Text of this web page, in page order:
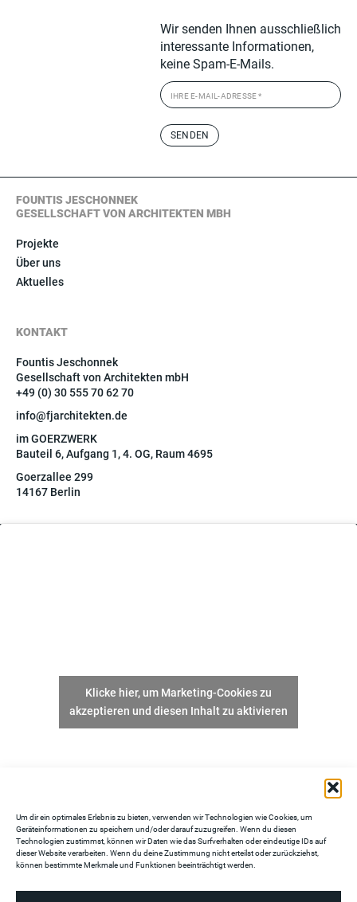
Um dir ein optimales Erlebnis zu bieten, verwenden wir Technologien wie Cookies, um
Geräteinformationen zu speichern und/oder darauf zuzugreifen. Wenn du diesen
Technologien zustimmst, können wir Daten wie das Surfverhalten oder eindeutige IDs auf
dieser Website verarbeiten. Wenn du deine Zustimmung nicht erteilst oder zurückziehst,
können bestimmte Merkmale und Funktionen beeinträchtigt werden.
Wir senden Ihnen ausschließlich
interessante Informationen,
keine Spam-E-Mails.
FOUNTIS JESCHONNEK
GESELLSCHAFT VON ARCHITEKTEN MBH
Projekte
Über uns
Aktuelles
KONTAKT
Fountis Jeschonnek
Gesellschaft von Architekten mbH
+49 (0) 30 555 70 62 70
info@fjarchitekten.de
im GOERZWERK
Bauteil 6, Aufgang 1, 4. OG, Raum 4695
Goerzallee 299
14167 Berlin
Klicke hier, um Marketing-Cookies zu
akzeptieren und diesen Inhalt zu aktivieren